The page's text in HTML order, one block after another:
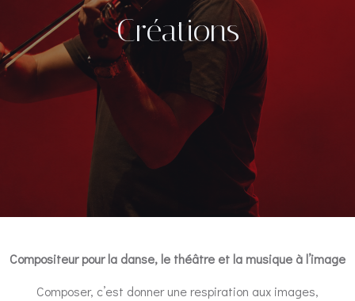
Créations
Compositeur pour la danse, le théâtre et la musique à l’image
Composer, c’est donner une respiration aux images,